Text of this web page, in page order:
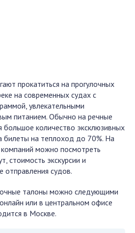
прокатиться на прогулочных
на современных судах с
увлекательными
питанием. Обычно на речные
большое количество эксклюзивных
билеты на теплоход до 70%. На
компаний можно посмотреть
стоимость экскурсии и
отправления судов.
талоны можно следующими
или в центральном офисе
в Москве.